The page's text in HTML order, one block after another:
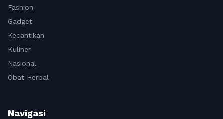
Fashion
Gadget
Kecantikan
Kuliner
Nasional
Obat Herbal
Navigasi